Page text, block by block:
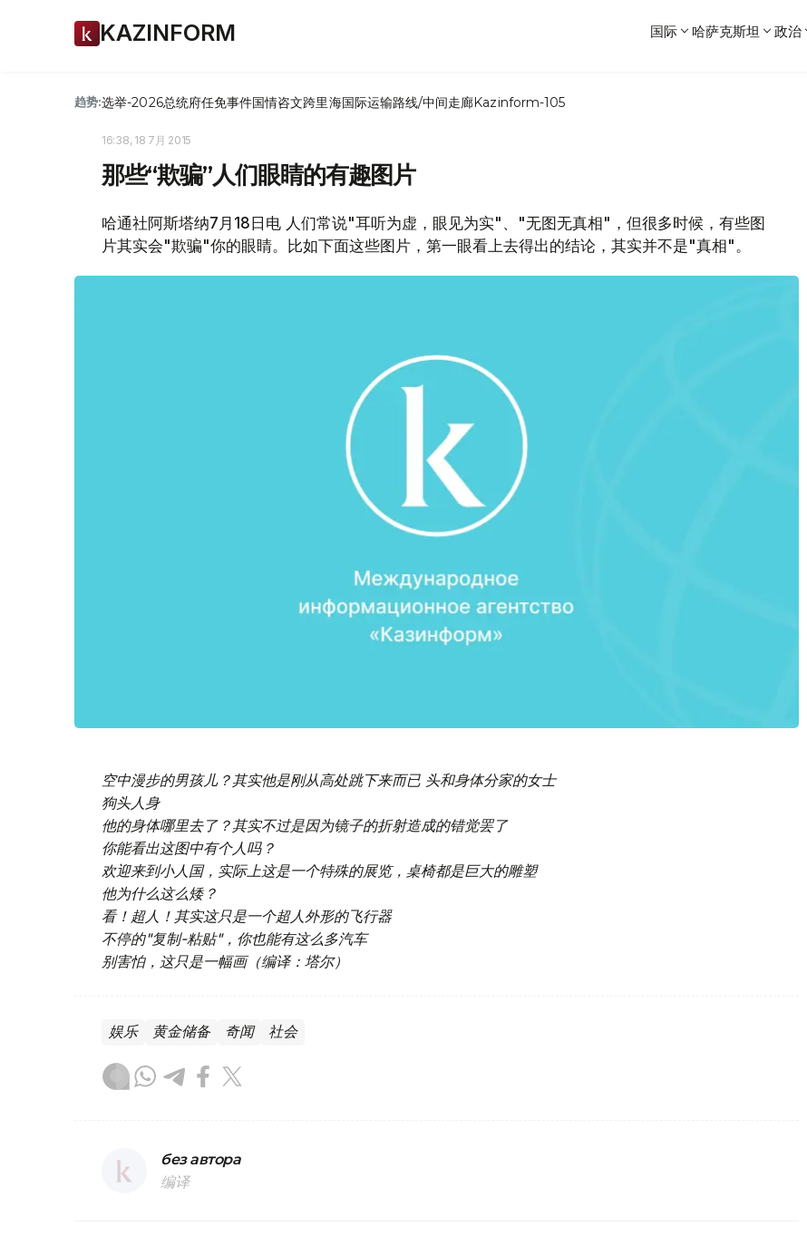
KAZINFORM 国际 哈萨克斯坦 政治
趋势:选举-2026总统府任免事件国情咨文跨里海国际运输路线/中间走廊Kazinform-105
16:38, 18 7月 2015
那些“欺骗”人们眼睛的有趣图片
哈通社阿斯塔纳7月18日电 人们常说"耳听为虚，眼见为实"、"无图无真相"，但很多时候，有些图
片其实会"欺骗"你的眼睛。比如下面这些图片，第一眼看上去得出的结论，其实并不是"真相"。
空中漫步的男孩儿？其实他是刚从高处跳下来而已 头和身体分家的女士
狗头人身
他的身体哪里去了？其实不过是因为镜子的折射造成的错觉罢了
你能看出这图中有个人吗？
欢迎来到小人国，实际上这是一个特殊的展览，桌椅都是巨大的雕塑
他为什么这么矮？
看！超人！其实这只是一个超人外形的飞行器
不停的"复制-粘贴"，你也能有这么多汽车
别害怕，这只是一幅画（编译：塔尔）
娱乐 黄金储备 奇闻 社会
без автора
编译